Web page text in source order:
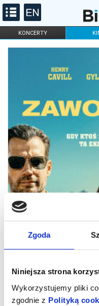
Zgoda
Niniejsza strona
Wykorzystujemy pliki
zgodnie z Polityką
KONCERTY
FILHARMONIA OPERA